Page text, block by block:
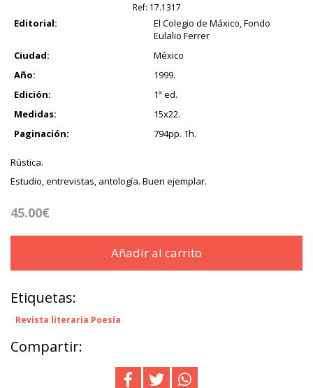
Ref: 17.1317
Editorial:
El Colegio de Máxico, Fondo
Eulalio Ferrer
Ciudad:
México
Año:
1999.
Edición:
1ª ed.
Medidas:
15x22.
Paginación:
794pp. 1h.
Rústica.
Estudio, entrevistas, antología. Buen ejemplar.
45.00€
Añadir al carrito
Etiquetas:
Revista literaria Poesía
Compartir: